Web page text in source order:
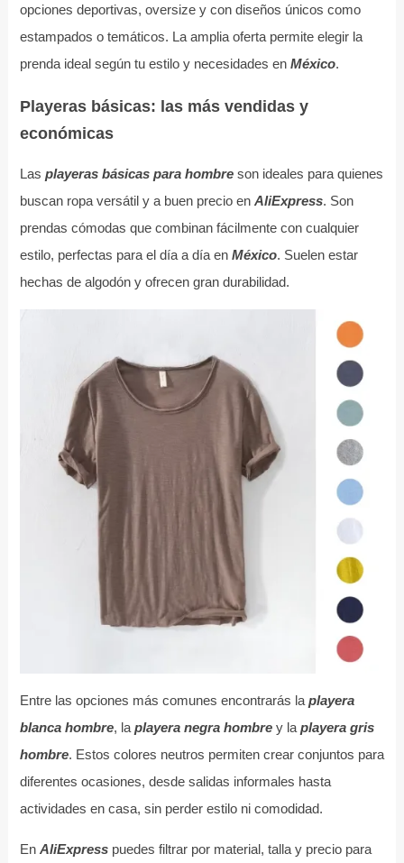
opciones deportivas, oversize y con diseños únicos como
estampados o temáticos. La amplia oferta permite elegir la
prenda ideal según tu estilo y necesidades en México.
Playeras básicas: las más vendidas y
económicas
Las playeras básicas para hombreson ideales para quienes
buscan ropa versátil y a buen precio en AliExpress. Son
prendas cómodas que combinan fácilmente con cualquier
estilo, perfectas para el día a día en México. Suelen estar
hechas de algodón y ofrecen gran durabilidad.
Entre las opciones más comunes encontrarás la playera
blanca hombre, la playera negra hombrey la playera gris
hombre. Estos colores neutros permiten crear conjuntos para
diferentes ocasiones, desde salidas informales hasta
actividades en casa, sin perder estilo ni comodidad.
En AliExpresspuedes filtrar por material, talla y precio para